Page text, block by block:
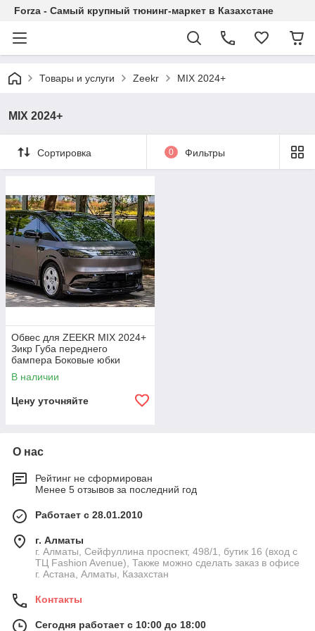
Forza - Самый крупный тюнинг-маркет в Казахстане
Товары и услуги Zeekr MIX 2024+
MIX 2024+
Сортировка 0 Фильтры
Обвес для ZEEKR MIX 2024+
Зикр Губа переднего
бампера Боковые юбки
Спойлер на крышу
Расширители арок
В наличии
Цену уточняйте
О нас
Рейтинг не сформирован
Менее 5 отзывов за последний год
Работает с 28.01.2010
г. Алматы
г. Алматы, Сейфуллина проспект, 498/1, бутик 16 (вход с
ТЦ Fashion Avenue), Также можно сделать заказ в офисе
г. Астана, Алматы, Казахстан
Контакты
Сегодня работает с 10:00 до 18:00